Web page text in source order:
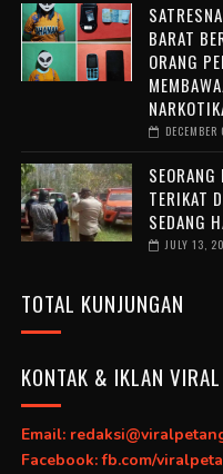
BARAT
ORANG
TERIKAT
SEDANG
JULY 13,
TOTAL KUNJUNGAN
KONTAK & IKLAN
Email:
Facebook: fb.com/